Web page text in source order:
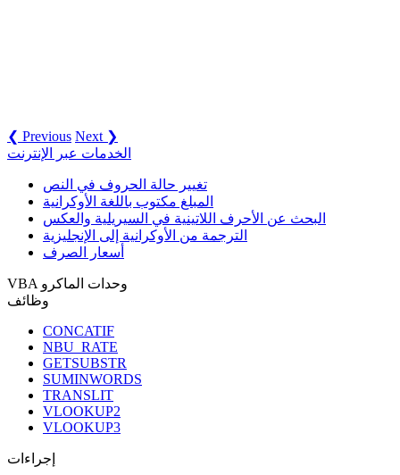
❮ Previous Next ❯
الخدمات عبر الإنترنت
تغيير حالة الحروف في النص
المبلغ مكتوب باللغة الأوكرانية
البحث عن الأحرف اللاتينية في السيريلية والعكس
الترجمة من الأوكرانية إلى الإنجليزية
أسعار الصرف
VBA وحدات الماكرو
وظائف
CONCATIF
NBU_RATE
GETSUBSTR
SUMINWORDS
TRANSLIT
VLOOKUP2
VLOOKUP3
إجراءات